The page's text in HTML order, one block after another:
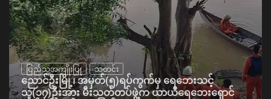
ပြည်သူ့အကျိုးပြု သတင်း
ညောင်ဦးမြို့၊ အမှတ်(၅)ရပ်ကွက်မှ ရေဘေးသင့်
သူ(၁၇)ဦးအား မီးသတ်တပ်ဖွဲ့က ယာယီရေဘေးရှောင်